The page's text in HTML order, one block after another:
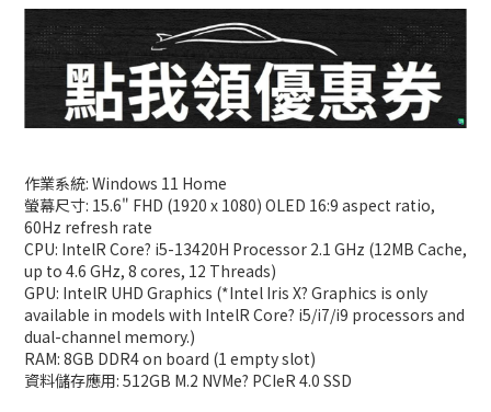
作業系統: Windows 11 Home
螢幕尺寸: 15.6" FHD (1920 x 1080) OLED 16:9 aspect ratio,
60Hz refresh rate
CPU: IntelR Core? i5-13420H Processor 2.1 GHz (12MB Cache,
up to 4.6 GHz, 8 cores, 12 Threads)
GPU: IntelR UHD Graphics (*Intel Iris X? Graphics is only
available in models with IntelR Core? i5/i7/i9 processors and
dual-channel memory.)
RAM: 8GB DDR4 on board (1 empty slot)
資料儲存應用: 512GB M.2 NVMe? PCIeR 4.0 SSD